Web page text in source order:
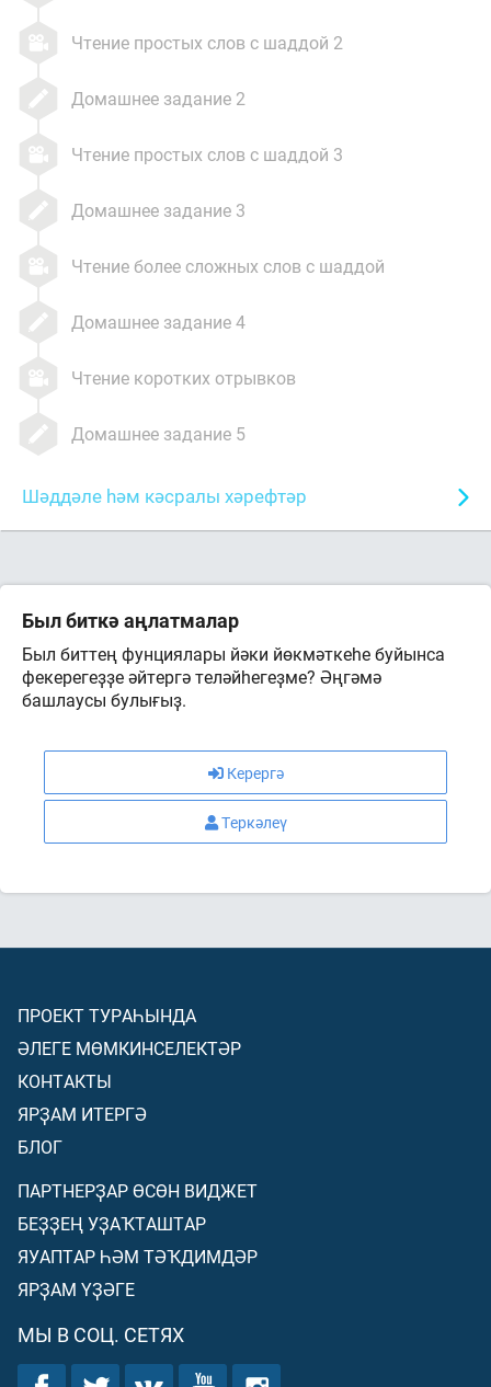
Чтение простых слов с шаддой 2
Домашнее задание 2
Чтение простых слов с шаддой 3
Домашнее задание 3
Чтение более сложных слов с шаддой
Домашнее задание 4
Чтение коротких отрывков
Домашнее задание 5
Шәддәле һәм кәсралы хәрефтәр
Был биткә аңлатмалар
Был биттең фунциялары йәки йөкмәткеһе буйынса
фекерегеҙҙе әйтергә теләйһегеҙме? Әңгәмә
башлаусы булығыҙ.
Керергә
Теркәлеү
ПРОЕКТ ТУРАҺЫНДА
ӘЛЕГЕ МӨМКИНСЕЛЕКТӘР
КОНТАКТЫ
ЯРҘАМ ИТЕРГӘ
БЛОГ
ПАРТНЕРҘАР ӨСӨН ВИДЖЕТ
БЕҘҘЕҢ УҘАҠТАШТАР
ЯУАПТАР ҺӘМ ТӘҠДИМДӘР
ЯРҘАМ ҮҘӘГЕ
МЫ В СОЦ. СЕТЯХ